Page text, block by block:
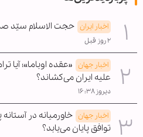
اخبار ایران حجت الاسلام سیّد
۲ روز قبل
اخبار جهان «عقده اوباما»؛
علیه ایران می‌کشاند؟
دیروز ۱۶:۳۸
اخبار جهان خاورمیانه در آستانه
توافق پایان می‌یابد؟